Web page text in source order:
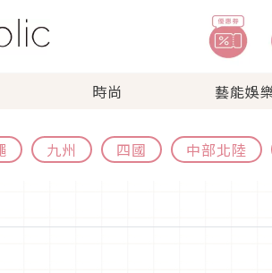
時尚 藝能娛
九州 四國 中部北陸